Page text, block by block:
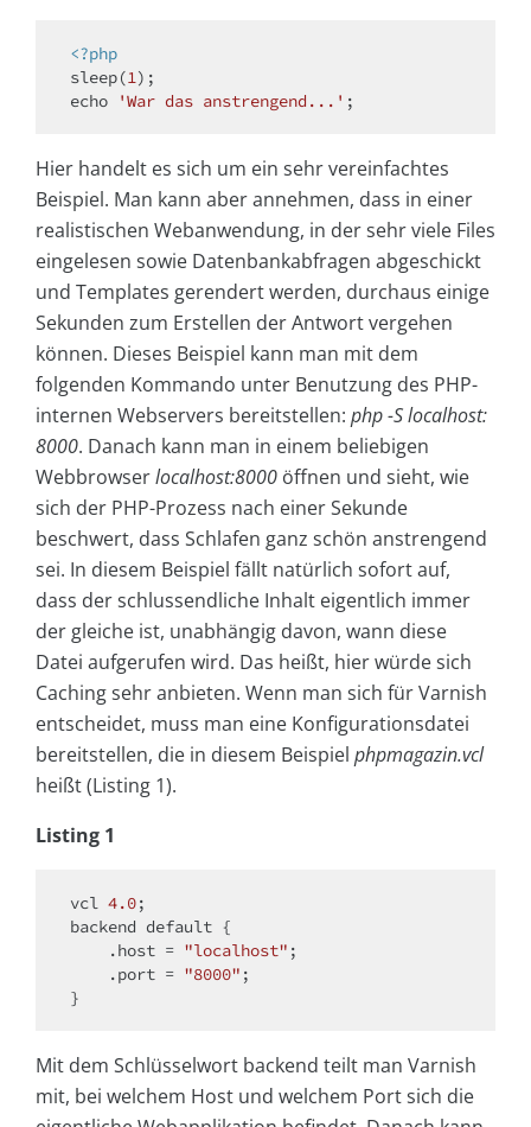
<?php
sleep(1
echo
'War das anstrengend...'
Hier handelt es sich um ein sehr vereinfachtes
Beispiel. Man kann aber annehmen, dass in einer
realistischen Webanwendung, in der sehr viele Files
eingelesen sowie Datenbankabfragen abgeschickt
und Templates gerendert werden, durchaus einige
Sekunden zum Erstellen der Antwort vergehen
können. Dieses Beispiel kann man mit dem
folgenden Kommando unter Benutzung des PHP-
internen Webservers bereitstellen: php -S localhost:
8000. Danach kann man in einem beliebigen
Webbrowserlocalhost:8000 öffnen und sieht, wie
sich der PHP-Prozess nach einer Sekunde
beschwert, dass Schlafen ganz schön anstrengend
sei. In diesem Beispiel fällt natürlich sofort auf,
dass der schlussendliche Inhalt eigentlich immer
der gleiche ist, unabhängig davon, wann diese
Datei aufgerufen wird. Das heißt, hier würde sich
Caching sehr anbieten. Wenn man sich für Varnish
entscheidet, muss man eine Konfigurationsdatei
bereitstellen, die in diesem Beispiel phpmagazin.vcl
heißt (Listing 1).
Listing 1
vcl 4.0;
backend default {
    .host =
"localhost" ;
    .port =
"8000" ;
Mit dem Schlüsselwort backend teilt man Varnish
mit, bei welchem Host und welchem Port sich die